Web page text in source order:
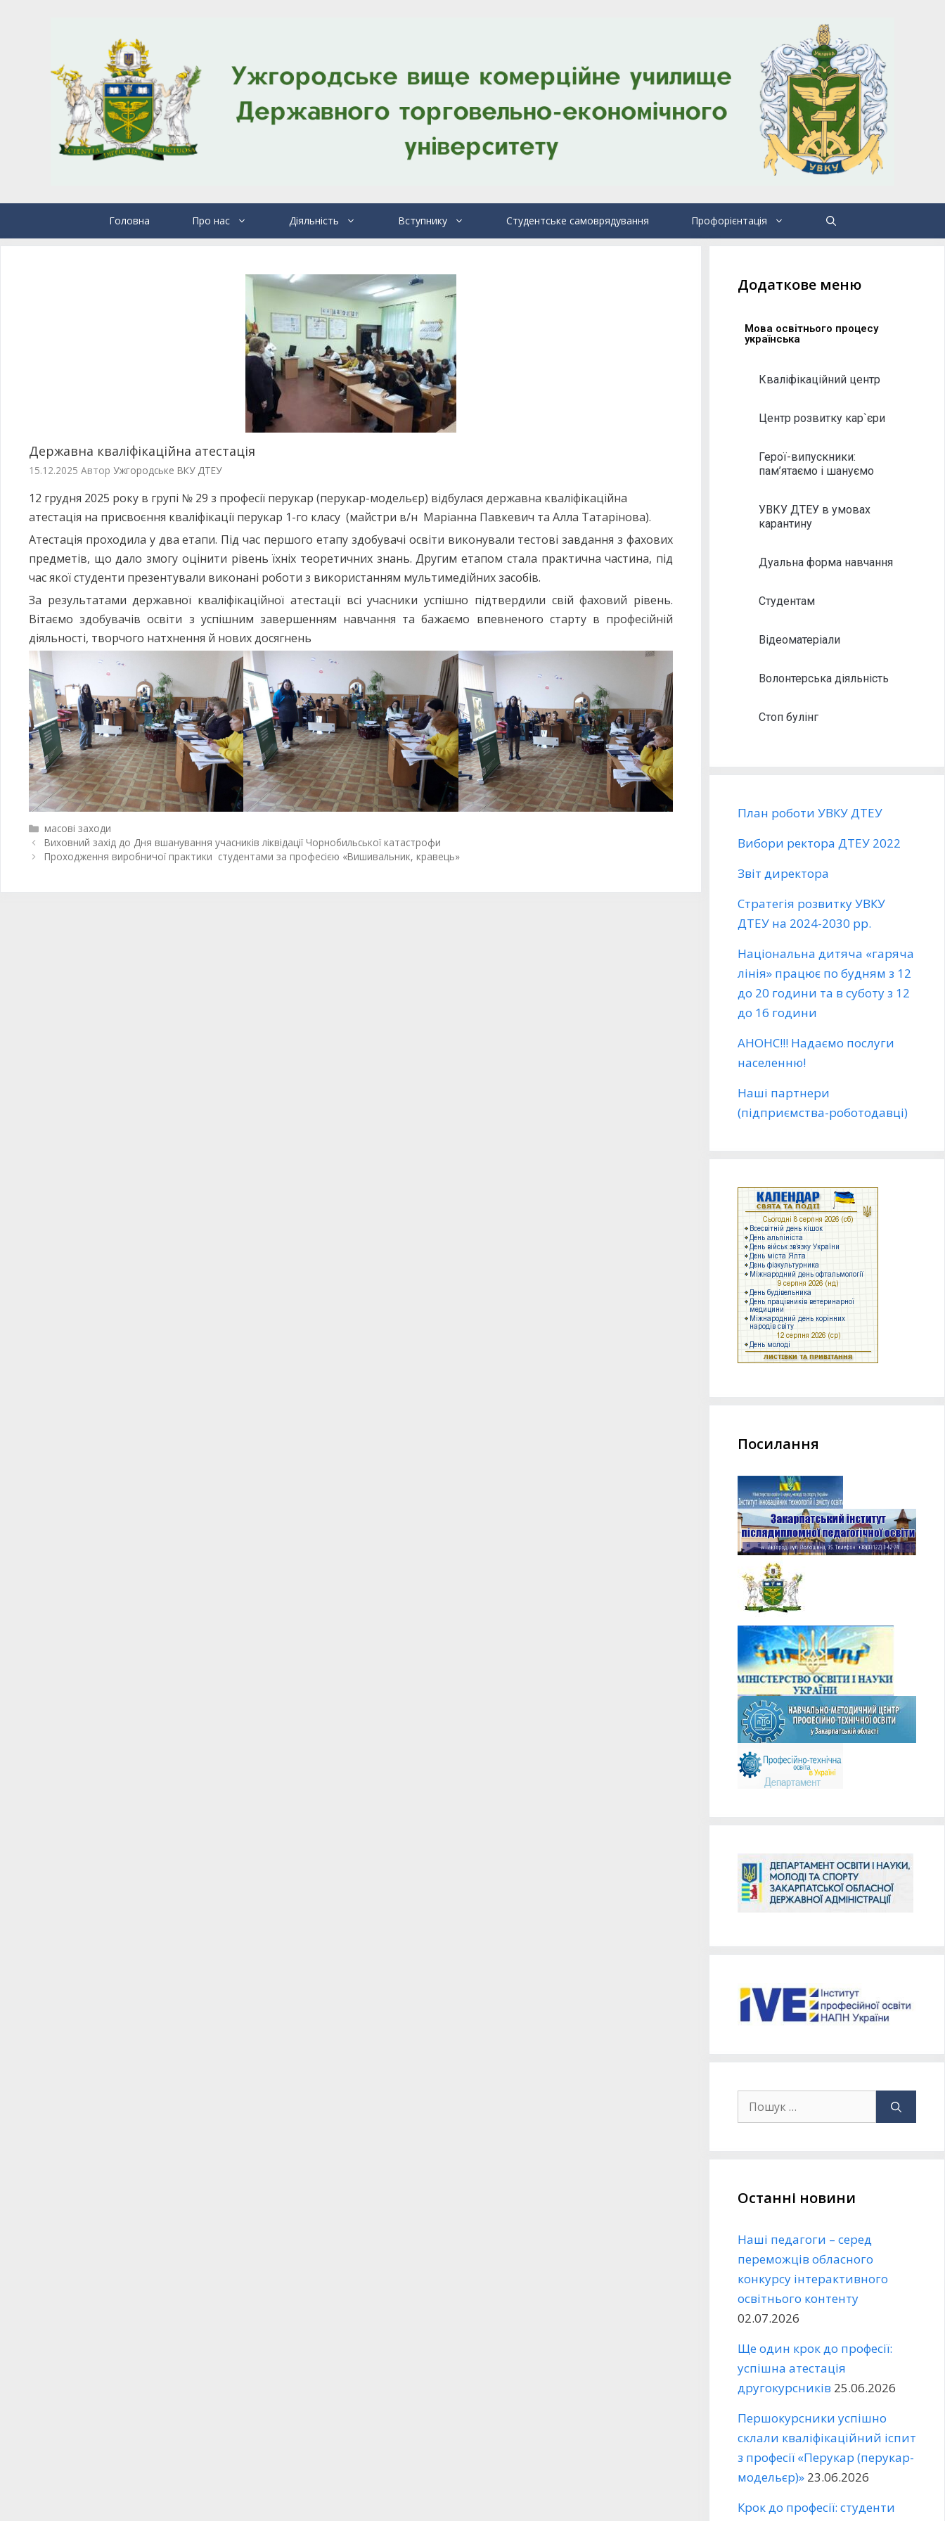
Головна Про нас Діяльність Вступнику Студентське самоврядування Профорієнтація
Державна кваліфікаційна атестація
15.12.2025 Автор Ужгородське ВКУ ДТЕУ
12 грудня 2025 року в групі № 29 з професії перукар (перукар-модельєр) відбулася державна кваліфікаційна
атестація на присвоєння кваліфікації перукар 1-го класу (майстри в/н Маріанна Павкевич та Алла Татарінова).
Атестація проходила у два етапи. Під час першого етапу здобувачі освіти виконували тестові завдання з фахових
предметів, що дало змогу оцінити рівень їхніх теоретичних знань. Другим етапом стала практична частина, під
час якої студенти презентували виконані роботи з використанням мультимедійних засобів.
За результатами державної кваліфікаційної атестації всі учасники успішно підтвердили свій фаховий рівень.
Вітаємо здобувачів освіти з успішним завершенням навчання та бажаємо впевненого старту в професійній
діяльності, творчого натхнення й нових досягнень
масові заходи
Виховний захід до Дня вшанування учасників ліквідації Чорнобильської катастрофи
Проходження виробничої практики студентами за професією «Вишивальник, кравець»
Додаткове меню
Мова освітнього процесу
українська
Кваліфікаційний центр
Центр розвитку кар`єри
Герої-випускники:
пам’ятаємо і шануємо
УВКУ ДТЕУ в умовах
карантину
Дуальна форма навчання
Студентам
Відеоматеріали
Волонтерська діяльність
Стоп булінг
План роботи УВКУ ДТЕУ
Вибори ректора ДТЕУ 2022
Звіт директора
Стратегія розвитку УВКУ
ДТЕУ на 2024-2030 рр.
Національна дитяча «гаряча
лінія» працює по будням з 12
до 20 години та в суботу з 12
до 16 години
АНОНС!!! Надаємо послуги
населенню!
Наші партнери
(підприємства-роботодавці)
Посилання
Останні новини
Наші педагоги – серед
переможців обласного
конкурсу інтерактивного
освітнього контенту
02.07.2026
Ще один крок до професії:
успішна атестація
другокурсників 25.06.2026
Першокурсники успішно
склали кваліфікаційний іспит
з професії «Перукар (перукар-
модельєр)» 23.06.2026
Крок до професії: студенти